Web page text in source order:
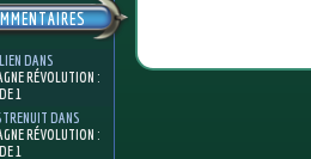
DANS
RÉVOLUTION :
1
DANS
RÉVOLUTION :
1